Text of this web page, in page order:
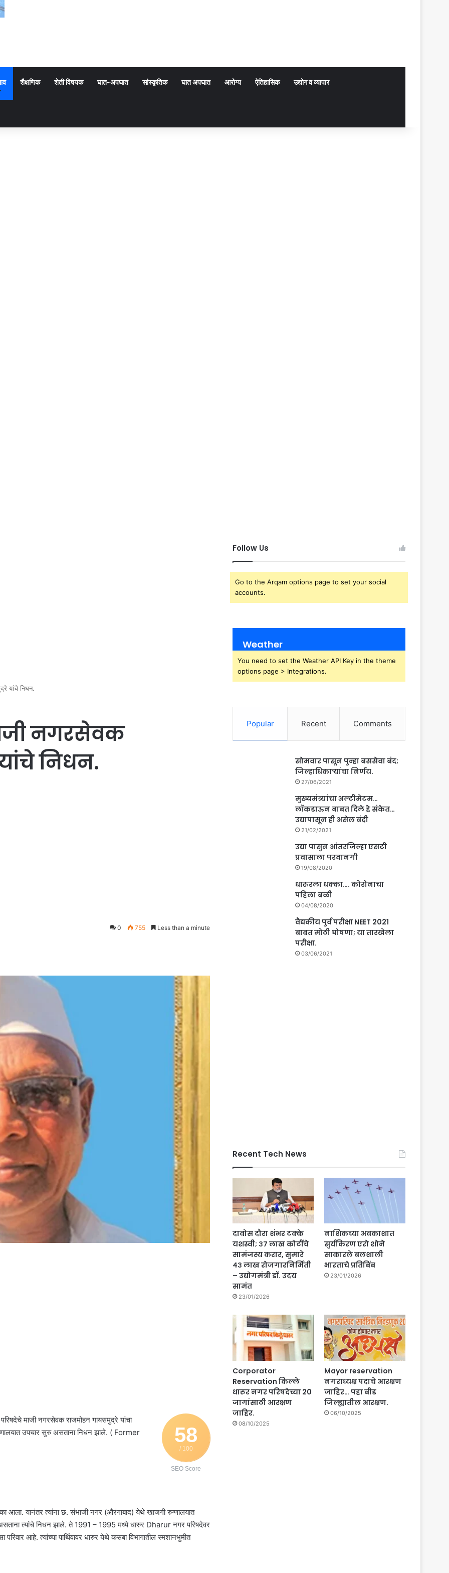
शैक्षणिक शेती विषयक घात-अपघात सांस्कृतिक घात अपघात आरोग्य ऐतिहासिक उद्योग व व्यापार
यांचे निधन.
नगरसेवक
निधन.
0 755 Less than a minute
58
/ 100
SEO Score
माजी नगरसेवक राजमोहन गायसमुद्रे यांचा
उपचार सुरु असताना निधन झाले. ( Former
आला. यानंतर त्यांना छ. संभाजी नगर (औरंगाबाद) येथे खाजगी रुग्णालयात
त्यांचे निधन झाले. ते 1991 – 1995 मध्ये धारुर Dharur नगर परिषदेवर
आहे. त्यांच्या पार्थिवावर धारुर येथे कसबा विभागातील स्मशानभुमीत
Follow Us
Go to the Arqam options page to set your social
accounts.
Weather
You need to set the Weather API Key in the theme
options page > Integrations.
Popular Recent Comments
सोमवार पासून पुन्हा बससेवा बंद;
जिल्हाधिकाऱ्यांचा निर्णय.
27/06/2021
मुख्यमंत्र्यांचा अल्टीमेटम…
लॉकडाऊन बाबत दिले हे संकेत…
उद्यापासून ही असेल बंदी
21/02/2021
उद्या पासुन आंतरजिल्हा एसटी
प्रवासाला परवानगी
19/08/2020
धारुरला धक्का…. कोरोनाचा
पहिला बळी
04/08/2020
वैद्यकीय पुर्व परीक्षा NEET 2021
बाबत मोठी घोषणा; या तारखेला
परीक्षा.
03/06/2021
Recent Tech News
दावोस दौरा शंभर टक्के
यशस्वी; ३७ लाख कोटींचे
सामंजस्य करार, सुमारे
४३ लाख रोजगारनिर्मिती
– उद्योगमंत्री डॉ. उदय
सामंत
23/01/2026
नाशिकच्या अवकाशात
सुर्यकिरण एरो शोने
साकारले बलशाली
भारताचे प्रतिबिंब
23/01/2026
Corporator
Reservation किल्ले
धारूर नगर परिषदेच्या 20
जागांसाठी आरक्षण
जाहिर.
08/10/2025
Mayor reservation
नगराध्यक्ष पदाचे आरक्षण
जाहिर… पहा बीड
जिल्ह्यातील आरक्षण.
06/10/2025